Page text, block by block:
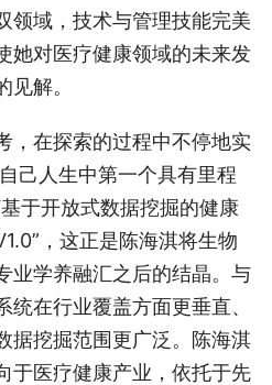
领域，技术与管理技能完美
她对医疗健康领域的未来发
解。
，在探索的过程中不停地实
己人生中第一个具有里程
于开放式数据挖掘的健康
，这正是陈海淇将生物
业学养融汇之后的结晶。与
在行业覆盖方面更垂直、
据挖掘范围更广泛。陈海淇
于医疗健康产业，依托于先